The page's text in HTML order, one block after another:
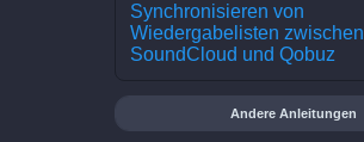
Synchronisieren von
Wiedergabelisten zwischen
SoundCloud und Qobuz
Andere Anleitungen